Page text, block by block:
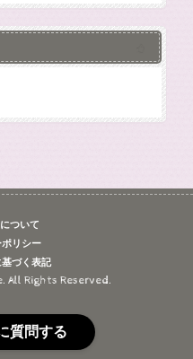
ついて
リシー
づく表記
All Rights Reserved.
質問する